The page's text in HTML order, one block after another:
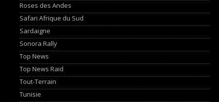
Roses des Andes
Safari Afrique du Sud
Sardaigne
Sonora Rally
Top News
Top News Raid
Tout-Terrain
Tunisie